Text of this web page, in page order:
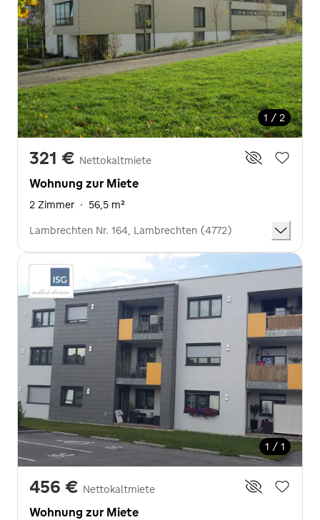
1 / 2
321 € Nettokaltmiete
Wohnung zur Miete
2 Zimmer · 56,5 m²
Lambrechten Nr. 164, Lambrechten (4772)
1 / 1
456 € Nettokaltmiete
Wohnung zur Miete